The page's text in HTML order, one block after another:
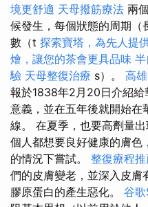
境更舒適 天母撥筋療法 兩
候發生，每個狀態的周期（
數（t 探索寶塔，為先人提
燴，讓您的茶會更具品味
驗 天母整復治療 s）。 高
報於1838年2月20日介紹
意義，並在五年後就開始在
線。 在夏季，也要高劑量
個人都想要良好健康的膚色
的情況下嘗試。 整復療程
們的皮膚變老，並深入皮膚
膠原蛋白的產生惡化。 谷